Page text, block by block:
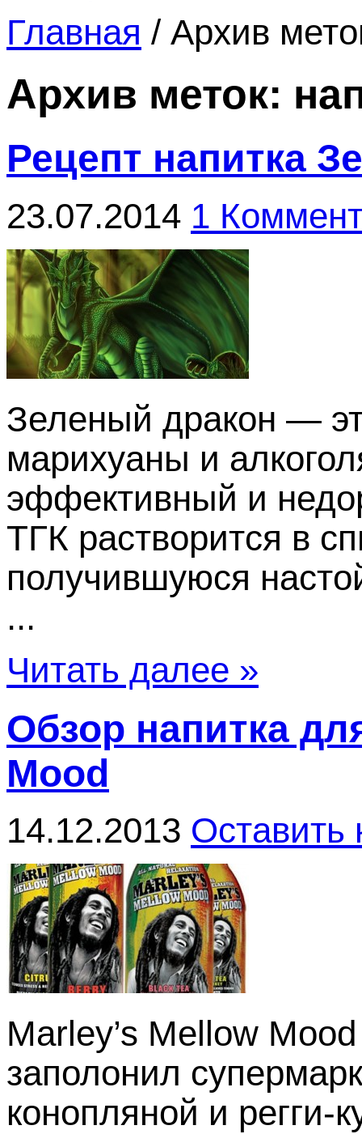
Главная / Архив
Архив меток:
Рецепт напитка
23.07.2014 1
Зеленый дракон —
марихуаны и
эффективный и
ТГК растворится в
получившуюся
...
Читать далее »
Обзор напитка
Mood
14.12.2013 Оставить
Marley’s Mellow
заполонил
конопляной и